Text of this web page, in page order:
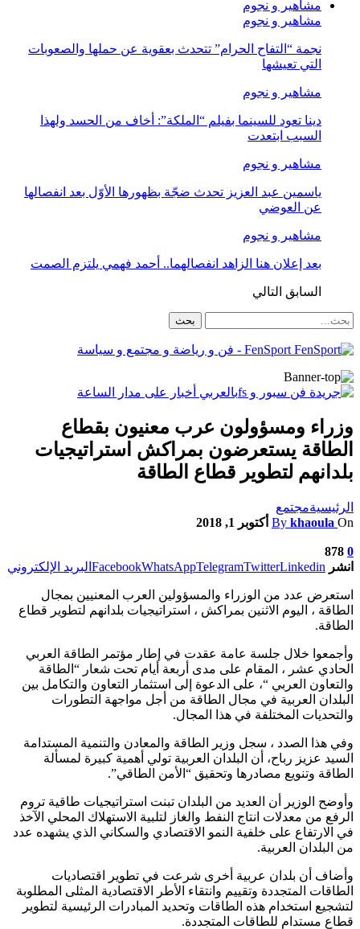
مشاهير و نجوم
مشاهير و نجوم
نجمة “التفاح الحرام” تتحدث بعقوية عن حملها والصعوبات
التي تعيشها
مشاهير و نجوم
دينا تعود للسينما بفيلم “الملكة”: أخاف من الحسد ولهذا
السبب ابتعدت
مشاهير و نجوم
ياسمين عبد العزيز تحدث ضجّة بظهورها الأوّل بعد انفصالها
عن العوضي
مشاهير و نجوم
بعد إعلان هنا الزاهد انفصالهما.. أحمد فهمي يلتزم الصمت
السابق التالي
FenSport - فن و رياضة و مجتمع و سياسة
وزراء ومسؤولون عرب معنيون بقطاع
الطاقة يستعرضون بمراكش استراتيجيات
بلدانهم لتطوير قطاع الطاقة
الرئيسيةمجتمع
By khaoula On أكتوبر 1, 2018
0
878
انشر
FacebookWhatsAppTelegramTwitterLinkedin البريد الإلكتروني
استعرض عدد من الوزراء والمسؤولين العرب المعنيين بمجال
الطاقة ، اليوم الاثنين بمراكش ، استراتيجيات بلدانهم لتطوير قطاع
الطاقة.
وأجمعوا خلال جلسة عامة عقدت في إطار مؤتمر الطاقة العربي
الحادي عشر ، المقام على مدى أربعة أيام تحت شعار “الطاقة
والتعاون العربي “، على الدعوة إلى استثمار التعاون والتكامل بين
البلدان العربية في مجال الطاقة من أجل مواجهة التطورات
والتحديات المختلفة في هذا المجال.
وفي هذا الصدد ، سجل وزير الطاقة والمعادن والتنمية المستدامة
السيد عزيز رباح، أن البلدان العربية تولي أهمية كبيرة لمسألة
الطاقة وتنويع مصادرها وتحقيق “الأمن الطاقي”.
وأوضح الوزير أن العديد من البلدان تبنت استراتيجيات طاقية تروم
الرفع من معدلات انتاج النفط والغاز لتلبية الاستهلاك المحلي الآخذ
في الارتفاع على خلفية النمو الاقتصادي والسكاني الذي يشهده عدد
من البلدان العربية.
وأضاف أن بلدان عربية أخرى شرعت في تطوير اقتصاديات
الطاقات المتجددة وتقييم وانتقاء الأطر الاقتصادية المثلى المطلوبة
لتشجيع استخدام هذه الطاقات وتحديد المبادرات الرئيسية لتطوير
قطاع مستدام للطاقات المتجددة.